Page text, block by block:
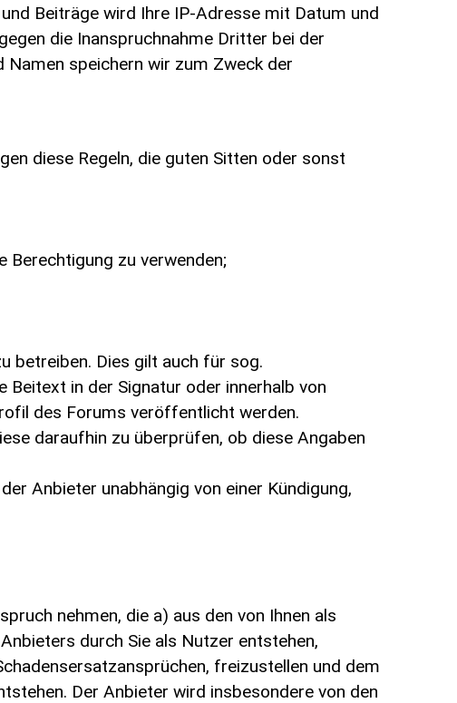
Beiträge wird Ihre IP-Adresse mit Datum und
die Inanspruchnahme Dritter bei der
speichern wir zum Zweck der
diese Regeln, die guten Sitten oder sonst
Berechtigung zu verwenden;
betreiben. Dies gilt auch für sog.
Beitext in der Signatur oder innerhalb von
des Forums veröffentlicht werden.
daraufhin zu überprüfen, ob diese Angaben
Anbieter unabhängig von einer Kündigung,
nehmen, die a) aus den von Ihnen als
durch Sie als Nutzer entstehen,
freizustellen und dem
Der Anbieter wird insbesondere von den